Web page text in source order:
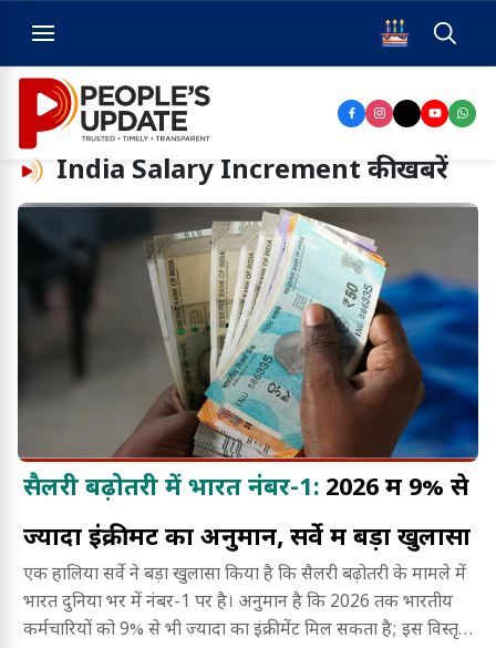
India Salary Increment की खबरें
सैलरी बढ़ोतरी में भारत नंबर-1: 2026 में 9% से
ज्यादा इंक्रीमेंट का अनुमान, सर्वे में बड़ा खुलासा
एक हालिया सर्वे ने बड़ा खुलासा किया है कि सैलरी बढ़ोतरी के मामले में
भारत दुनिया भर में नंबर-1 पर है। अनुमान है कि 2026 तक भारतीय
कर्मचारियों को 9% से भी ज्यादा का इंक्रीमेंट मिल सकता है; इस विस्तृत